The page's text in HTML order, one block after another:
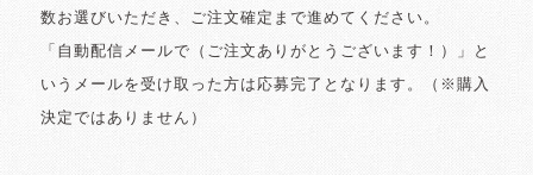
数お選びいただき、ご注文確定まで進めてください。
「自動配信メールで（ご注文ありがとうございます！）」と
いうメールを受け取った方は応募完了となります。（※購入
決定ではありません）